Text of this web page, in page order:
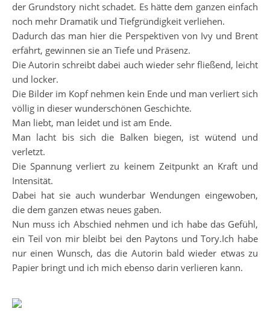
der Grundstory nicht schadet. Es hätte dem ganzen einfach
noch mehr Dramatik und Tiefgründigkeit verliehen.
Dadurch das man hier die Perspektiven von Ivy und Brent
erfährt, gewinnen sie an Tiefe und Präsenz.
Die Autorin schreibt dabei auch wieder sehr fließend, leicht
und locker.
Die Bilder im Kopf nehmen kein Ende und man verliert sich
völlig in dieser wunderschönen Geschichte.
Man liebt, man leidet und ist am Ende.
Man lacht bis sich die Balken biegen, ist wütend und
verletzt.
Die Spannung verliert zu keinem Zeitpunkt an Kraft und
Intensität.
Dabei hat sie auch wunderbar Wendungen eingewoben,
die dem ganzen etwas neues gaben.
Nun muss ich Abschied nehmen und ich habe das Gefühl,
ein Teil von mir bleibt bei den Paytons und Tory.Ich habe
nur einen Wunsch, das die Autorin bald wieder etwas zu
Papier bringt und ich mich ebenso darin verlieren kann.